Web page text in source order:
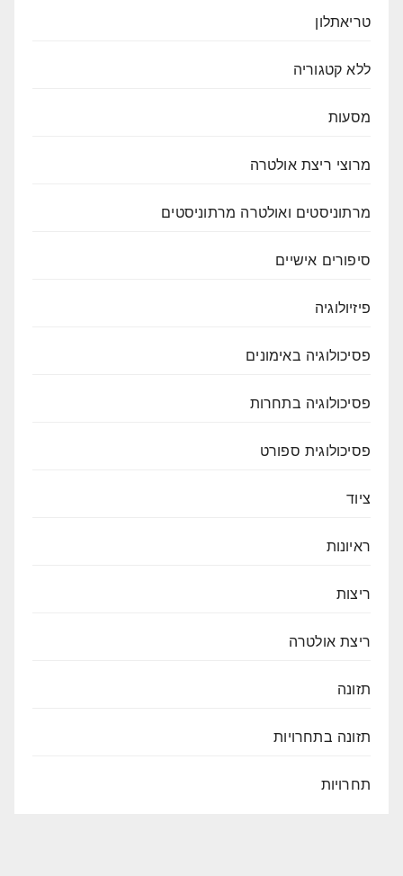
טריאתלון
ללא קטגוריה
מסעות
מרוצי ריצת אולטרה
מרתוניסטים ואולטרה מרתוניסטים
סיפורים אישיים
פיזיולוגיה
פסיכולוגיה באימונים
פסיכולוגיה בתחרות
פסיכולוגית ספורט
ציוד
ראיונות
ריצות
ריצת אולטרה
תזונה
תזונה בתחרויות
תחרויות